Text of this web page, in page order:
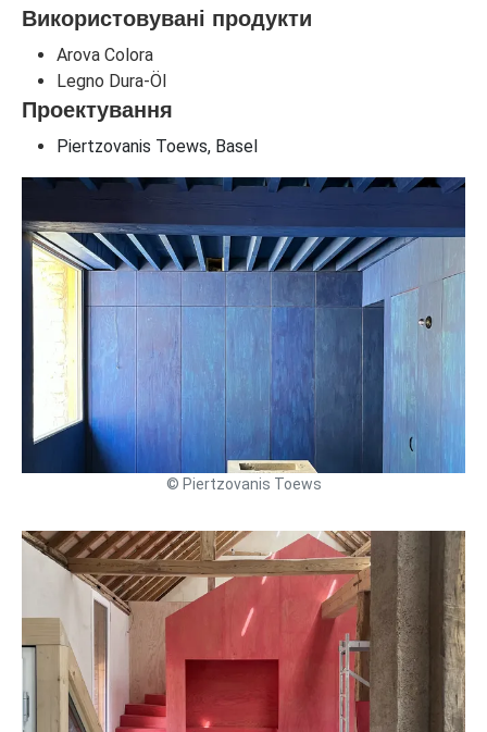
Використовувані продукти
Arova Colora
Legno Dura-Öl
Проектування
Piertzovanis Toews, Basel
© Piertzovanis Toews